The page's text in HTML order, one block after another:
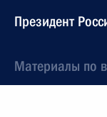
Президент
Материалы по